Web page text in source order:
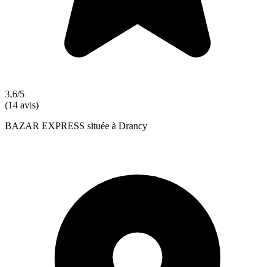
3.6/5
(14 avis)
BAZAR EXPRESS située à Drancy